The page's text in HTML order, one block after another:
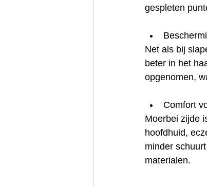
gespleten
Net als bij
beter in het
opgenomen,
Comfort
Moerbei zijde
hoofdhuid,
minder
materialen.